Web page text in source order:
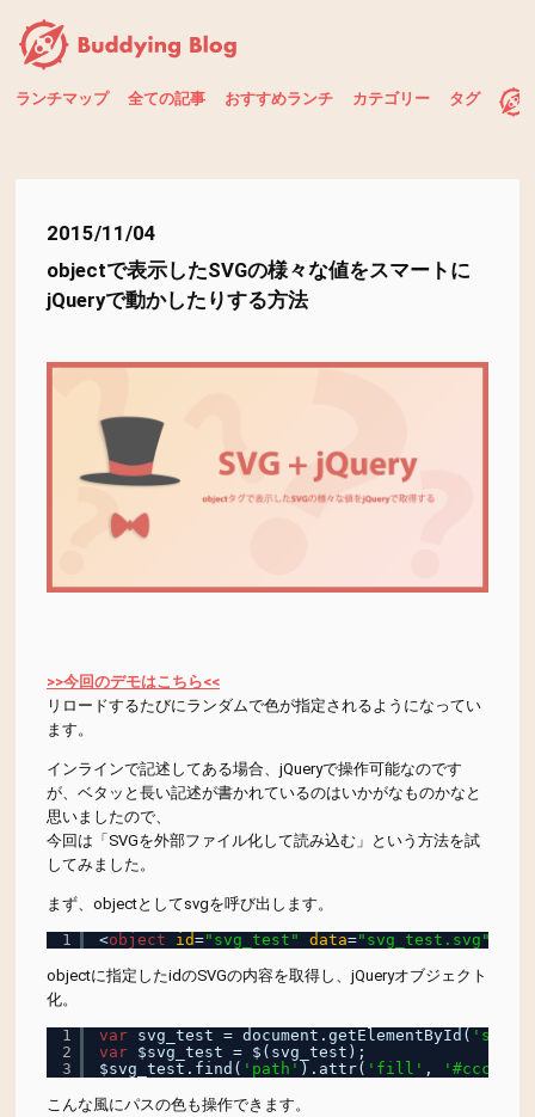
ランチマップ 全ての記事 おすすめランチ カテゴリー タグ
2015/11/04
objectで表示したSVGの様々な値をスマートに
jQueryで動かしたりする方法
>>今回のデモはこちら<<
リロードするたびにランダムで色が指定されるようになってい
ます。
インラインで記述してある場合、jQueryで操作可能なのです
が、ベタッと長い記述が書かれているのはいかがなものかなと
思いましたので、
今回は「SVGを外部ファイル化して読み込む」という方法を試
してみました。
まず、objectとしてsvgを呼び出します。
1
<object id="svg_test" data="svg_test.svg"
objectに指定したidのSVGの内容を取得し、jQueryオブジェクト
化。
1
2
3
var svg_test = document.getElementById(
var
$svg_test = $(svg_test);
$svg_test.find( 'path' ).attr( 'fill' , '#ccc'
こんな風にパスの色も操作できます。
おすすめランチ
鎌倉おすすめ情報
Dreamweaver
photoshop php SNS svg
お寿司 お弁当 がっつり カフェ カレー
ご飯 スンドゥブ タイ つけめん テイクアウト
ドーナツ パスタ
マテリアルデザイン ゆっくりできる ラーメン
ランチプレート
和食 定食 懐石 本格麻婆豆腐 洋食 海の家
海鮮 海鮮丼 無国籍料理